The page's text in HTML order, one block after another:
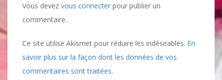
Vous devez vous connecter pour publier un
commentaire.
Ce site utilise Akismet pour réduire les indésirables. En
savoir plus sur la façon dont les données de vos
commentaires sont traitées.